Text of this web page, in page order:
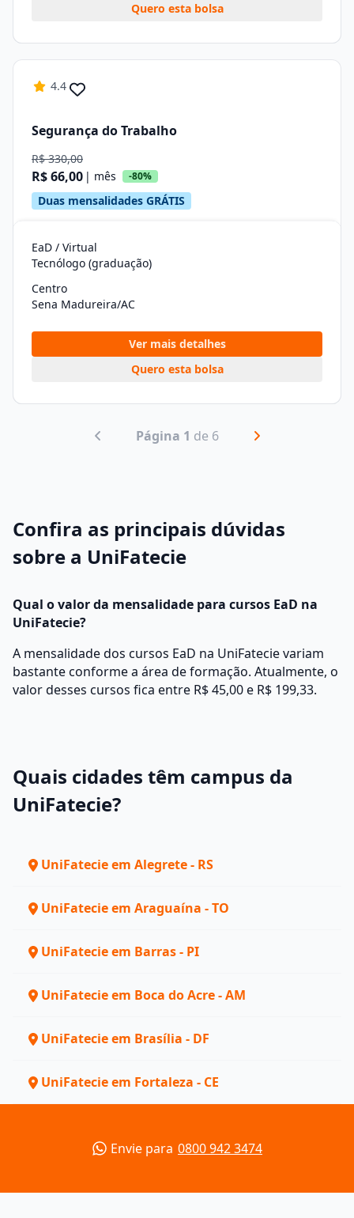
Quero esta bolsa
4.4
Segurança do Trabalho
R$ 330,00
R$ 66,00 | mês -80%
Duas mensalidades GRÁTIS
EaD / Virtual
Tecnólogo (graduação)
Centro
Sena Madureira/AC
Ver mais detalhes
Quero esta bolsa
Página 1 de 6
Confira as principais dúvidas
sobre a UniFatecie
Qual o valor da mensalidade para cursos EaD na
UniFatecie?
A mensalidade dos cursos EaD na UniFatecie variam
bastante conforme a área de formação. Atualmente, o
valor desses cursos fica entre R$ 45,00 e R$ 199,33.
Quais cidades têm campus da
UniFatecie?
UniFatecie em Alegrete - RS
UniFatecie em Araguaína - TO
UniFatecie em Barras - PI
UniFatecie em Boca do Acre - AM
UniFatecie em Brasília - DF
UniFatecie em Fortaleza - CE
Envie para 0800 942 3474